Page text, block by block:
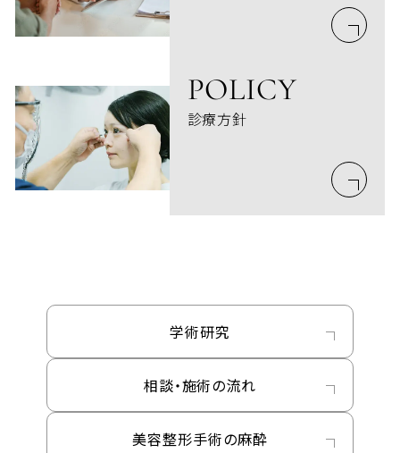
POLICY
診療方針
学術研究
相談・施術の流れ
美容整形手術の麻酔